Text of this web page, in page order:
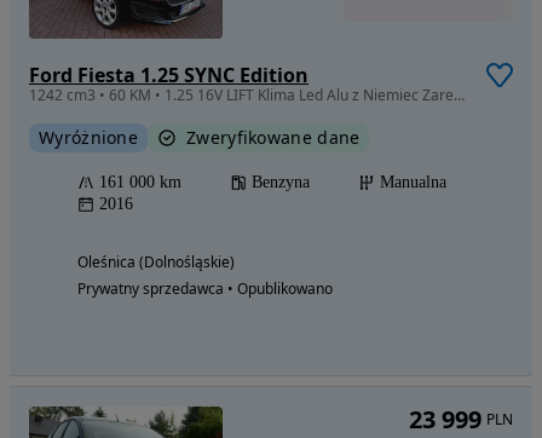
Ford Fiesta 1.25 SYNC Edition
1242 cm3 • 60 KM • 1.25 16V LIFT Klima Led Alu z Niemiec Zarejestrowany w PL 2017r Serwis
Wyróżnione Zweryfikowane dane
161 000 km Benzyna
Manualna
2016
Oleśnica (Dolnośląskie)
Prywatny sprzedawca • Opublikowano
23 999 PLN